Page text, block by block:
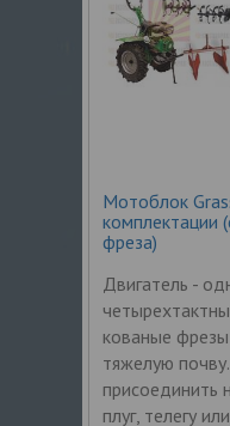
Мотоблок
комплектации
фреза)
Двигатель -
кованые
тяжелую
присоединить
плуг, телегу